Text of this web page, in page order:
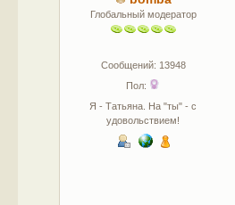
Глобальный модератор
Сообщений: 13948
Пол:
Я - Татьяна. На "ты" - с
удовольствием!